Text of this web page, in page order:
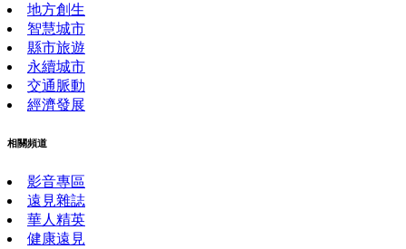
地方創生
智慧城市
縣市旅遊
永續城市
交通脈動
經濟發展
相關頻道
影音專區
遠見雜誌
華人精英
健康遠見